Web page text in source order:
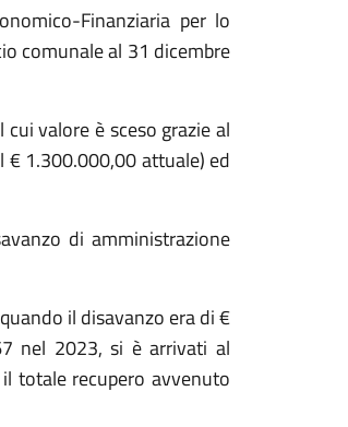
Finanziaria per lo
comunale al 31 dicembre
valore è sceso grazie al
€ 1.300.000,00 attuale) ed
di amministrazione
il disavanzo era di €
nel 2023, si è arrivati al
totale recupero avvenuto